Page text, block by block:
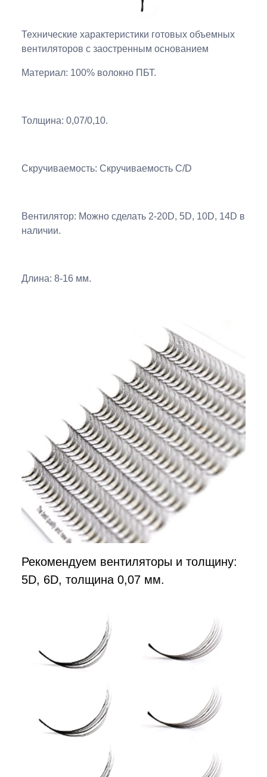
Технические характеристики готовых объемных
вентиляторов с заостренным основанием
Материал: 100% волокно ПБТ.
Толщина: 0,07/0,10.
Скручиваемость: Скручиваемость C/D
Вентилятор: Можно сделать 2-20D, 5D, 10D, 14D в
наличии.
Длина: 8-16 мм.
Рекомендуем вентиляторы и толщину:
5D, 6D, толщина 0,07 мм.